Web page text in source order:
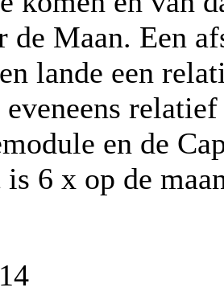
de Maan. Een
lande een
en de
6 x op de